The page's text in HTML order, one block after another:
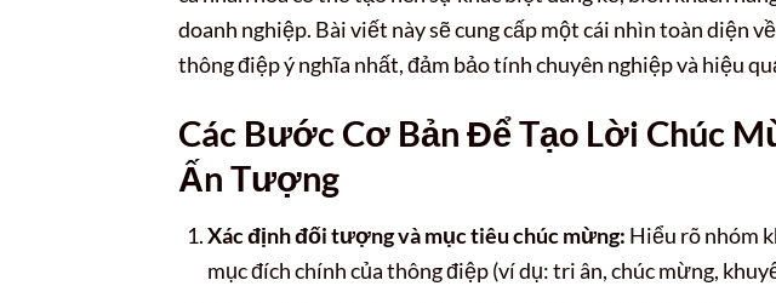
doanh nghiệp. Bài viết này sẽ cung cấp một cái nhìn toàn diện
thông điệp ý nghĩa nhất, đảm bảo tính chuyên nghiệp và hiệu
Các Bước Cơ Bản Để Tạo Lời Chúc
Ấn Tượng
Xác định đối tượng và mục tiêu chúc mừng: Hiểu rõ nhóm
mục đích chính của thông điệp (ví dụ: tri ân, chúc mừng,